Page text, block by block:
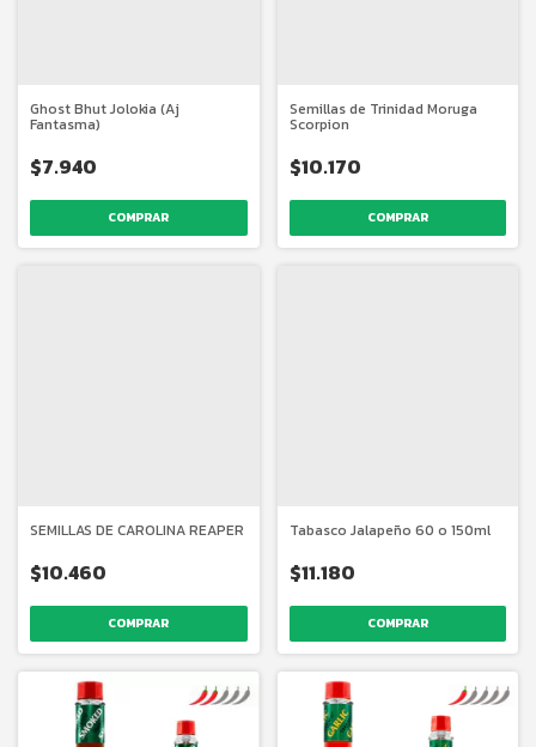
Ghost Bhut Jolokia (Aj
Fantasma)
$7.940
COMPRAR
Semillas de Trinidad Moruga
Scorpion
$10.170
COMPRAR
SEMILLAS DE CAROLINA REAPER
$10.460
COMPRAR
Tabasco Jalapeño 60 o 150ml
$11.180
COMPRAR